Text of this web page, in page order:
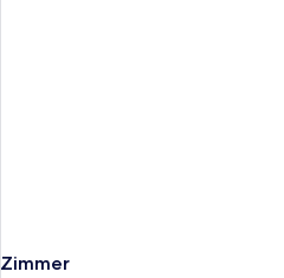
Zimmer